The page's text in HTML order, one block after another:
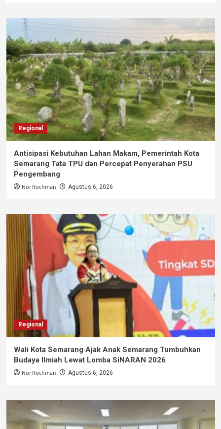
Regional
Antisipasi Kebutuhan Lahan Makam, Pemerintah Kota
Semarang Tata TPU dan Percepat Penyerahan PSU
Pengembang
Nor Rochman Agustus 6, 2026
Regional
Wali Kota Semarang Ajak Anak Semarang Tumbuhkan
Budaya Ilmiah Lewat Lomba SiNARAN 2026
Nor Rochman Agustus 6, 2026